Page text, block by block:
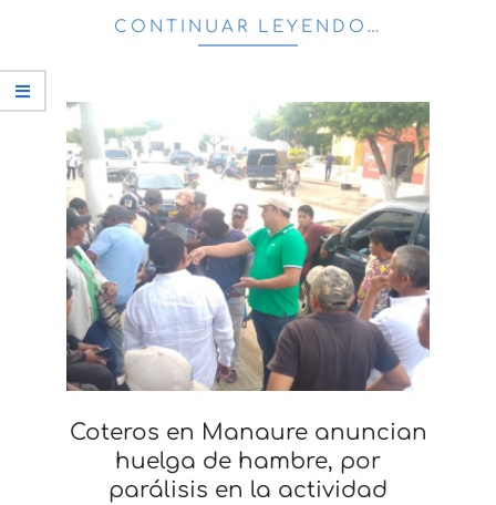
CONTINUAR LEYENDO…
Coteros en Manaure anuncian
huelga de hambre, por
parálisis en la actividad